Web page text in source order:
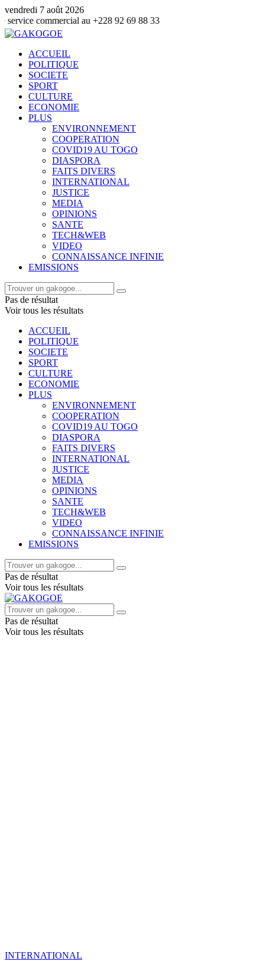
vendredi 7 août 2026
au +228 92 69 88 33
ACCUEIL
POLITIQUE
SOCIETE
SPORT
CULTURE
ECONOMIE
PLUS
ENVIRONNEMENT
COOPERATION
COVID19 AU TOGO
DIASPORA
FAITS DIVERS
INTERNATIONAL
JUSTICE
MEDIA
OPINIONS
SANTE
TECH&WEB
VIDEO
CONNAISSANCE INFINIE
EMISSIONS
Pas de résultat
Voir tous les résultats
ACCUEIL
POLITIQUE
SOCIETE
SPORT
CULTURE
ECONOMIE
PLUS
ENVIRONNEMENT
COOPERATION
COVID19 AU TOGO
DIASPORA
FAITS DIVERS
INTERNATIONAL
JUSTICE
MEDIA
OPINIONS
SANTE
TECH&WEB
VIDEO
CONNAISSANCE INFINIE
EMISSIONS
Pas de résultat
Voir tous les résultats
Pas de résultat
Voir tous les résultats
INTERNATIONAL